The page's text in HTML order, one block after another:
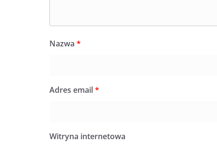
Nazwa *
Adres email*
Witryna internetowa